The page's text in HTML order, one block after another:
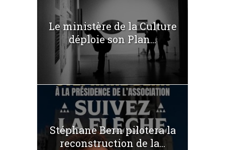
Le ministère de la Culture
déploie son Plan...
Stéphane Bern pilotera la
reconstruction de la...